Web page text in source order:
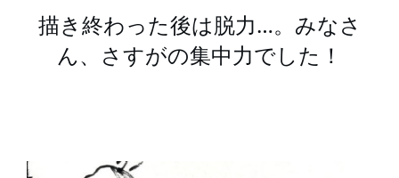
描き終わった後は脱力…。みなさ
ん、さすがの集中力でした！